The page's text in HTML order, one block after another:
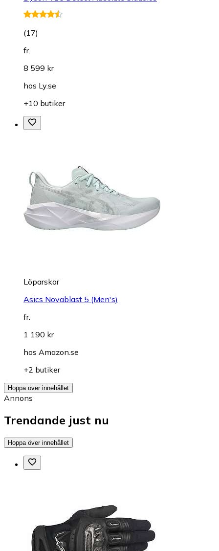
(17)
fr.
8 599 kr
hos Ly.se
+10 butiker
Löparskor
Asics Novablast 5 (Men's)
fr.
1 190 kr
hos Amazon.se
+2 butiker
Hoppa över innehållet
Annons
Trendande just nu
Hoppa över innehållet